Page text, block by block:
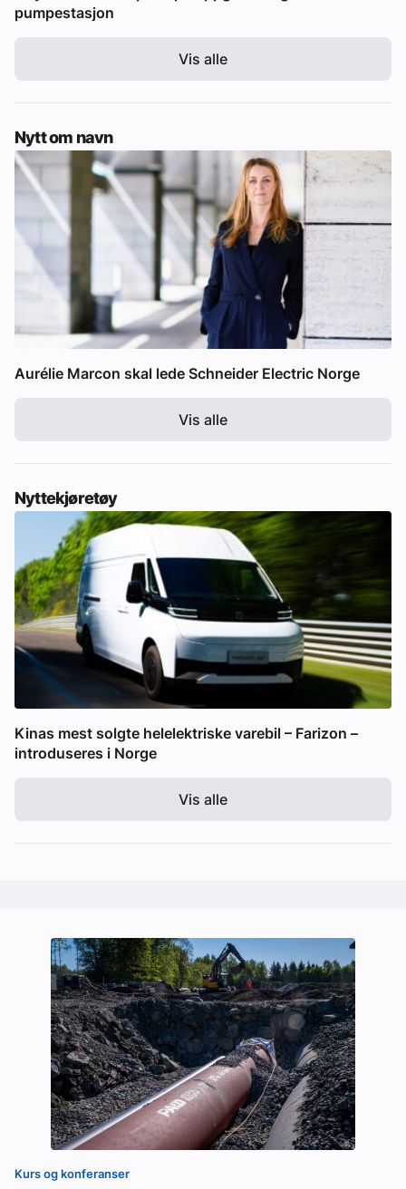
pumpestasjon
Vis alle
Nytt om navn
Aurélie Marcon skal lede Schneider Electric Norge
Vis alle
Nyttekjøretøy
Kinas mest solgte helelektriske varebil – Farizon –
introduseres i Norge
Vis alle
Kurs og konferanser